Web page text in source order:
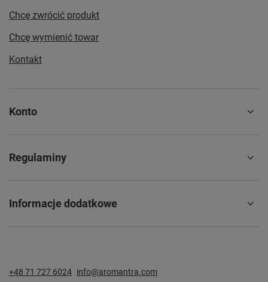
Chcę zwrócić produkt
Chcę wymienić towar
Kontakt
Konto
Regulaminy
Informacje dodatkowe
+48 71 727 6024 info@aromantra.com